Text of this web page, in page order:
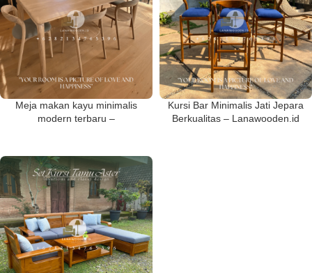
Meja makan kayu minimalis
modern terbaru –
Kursi Bar Minimalis Jati Jepara
Berkualitas – Lanawooden.id